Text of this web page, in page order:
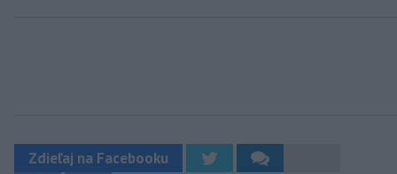
Zdieľaj na Facebooku